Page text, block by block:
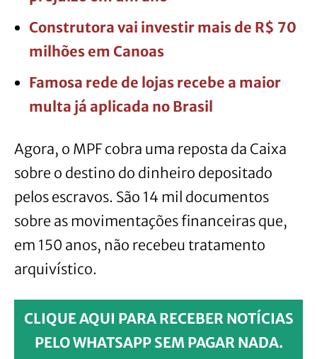
Construtora vai investir mais de R$ 70
milhões em Canoas
Famosa rede de lojas recebe a maior
multa já aplicada no Brasil
Agora, o MPF cobra uma reposta da Caixa
sobre o destino do dinheiro depositado
pelos escravos. São 14 mil documentos
sobre as movimentações financeiras que,
em 150 anos, não recebeu tratamento
arquivístico.
CLIQUE AQUI PARA RECEBER NOTÍCIAS
PELO WHATSAPP SEM PAGAR NADA.